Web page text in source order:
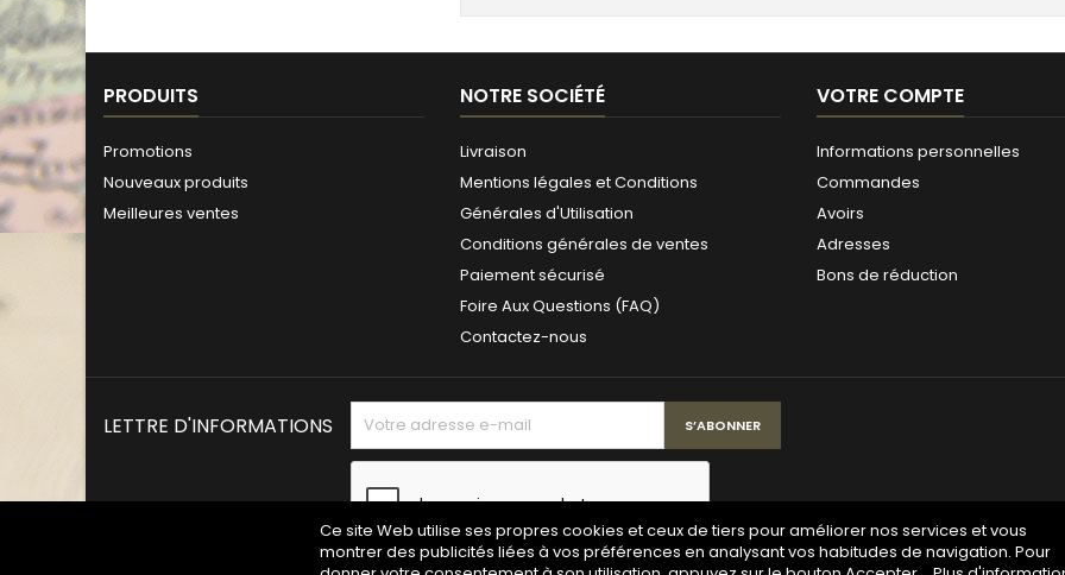
PRODUITS
Promotions
Nouveaux produits
Meilleures ventes
NOTRE SOCIÉTÉ
Livraison
Mentions légales et Conditions
Générales d'Utilisation
Conditions générales de ventes
Paiement sécurisé
Foire Aux Questions (FAQ)
Contactez-nous
VOTRE COMPTE
Informations personnelles
Commandes
Avoirs
Adresses
Bons de réduction
Ce site Web utilise ses propres cookies et ceux de tiers pour améliorer nos services et vous
montrer des publicités liées à vos préférences en analysant vos habitudes de navigation. Pour
LETTRE D'INFORMATIONS